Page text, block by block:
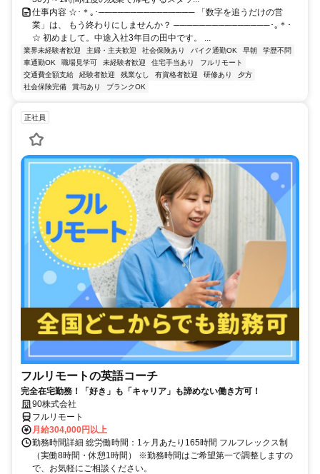
仕事内容 ☆･＊｡･─────────────── 「数字を追うだけの営
業」は、 もう終わりにしませんか？ ───────────────･｡＊･
☆ 初めまして。中途入社3年目の田中です。 ...
業界未経験者歓迎 主婦・主夫歓迎 社会保険あり バイク通勤OK 早朝
学歴不問
車通勤OK
職場見学可 未経験者歓迎 住宅手当あり
フルリモート
交通費全額支給
経験者歓迎 残業なし 有資格者歓迎 研修あり
夕方
社会保険完備
賞与あり ブランクOK
正社員
フルリモートの英語コーチ
完全在宅勤務！「好き」も「キャリア」も諦めない働き方可！
90株式会社
フルリモート
月給304,000円以上
勤務時間詳細 総労働時間：1ヶ月あたり165時間 フルフレックス制
（実働8時間・休憩1時間） ※勤務時間はご希望第一で調整しますの
で、お気軽にご相談ください。